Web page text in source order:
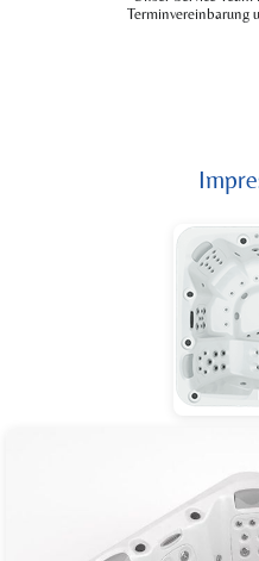
Terminvereinbarung